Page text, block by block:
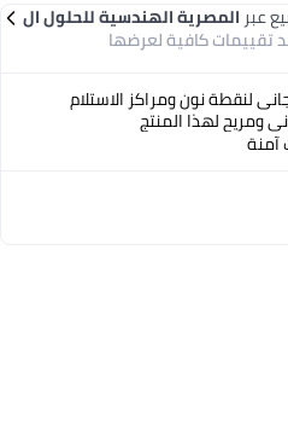
عبر المصرية الهندسية للحلول ال
تقييمات كافية لعرضها
لنقطة نون ومراكز الاستلام
ومريح لهذا المنتج